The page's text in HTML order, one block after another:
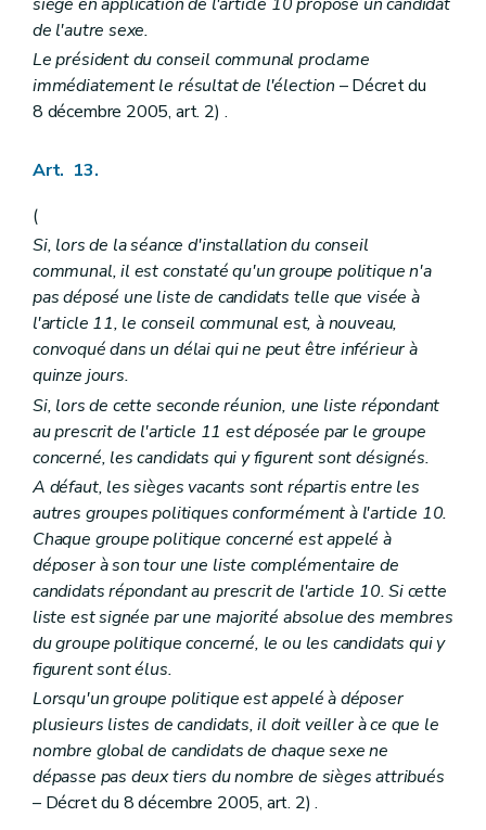
de l'autre sexe.
Le président du conseil communal proclame
immédiatement le résultat de l'élection – Décret du
8 décembre 2005, art. 2) .
Art. 13.
(
Si, lors de la séance d'installation du conseil
communal, il est constaté qu'un groupe politique n'a
pas déposé une liste de candidats telle que visée à
l'article 11, le conseil communal est, à nouveau,
convoqué dans un délai qui ne peut être inférieur à
quinze jours.
Si, lors de cette seconde réunion, une liste répondant
au prescrit de l'article 11 est déposée par le groupe
concerné, les candidats qui y figurent sont désignés.
A défaut, les sièges vacants sont répartis entre les
autres groupes politiques conformément à l'article 10.
Chaque groupe politique concerné est appelé à
déposer à son tour une liste complémentaire de
candidats répondant au prescrit de l'article 10. Si cette
liste est signée par une majorité absolue des membres
du groupe politique concerné, le ou les candidats qui y
figurent sont élus.
Lorsqu'un groupe politique est appelé à déposer
plusieurs listes de candidats, il doit veiller à ce que le
nombre global de candidats de chaque sexe ne
dépasse pas deux tiers du nombre de sièges attribués
– Décret du 8 décembre 2005, art. 2) .